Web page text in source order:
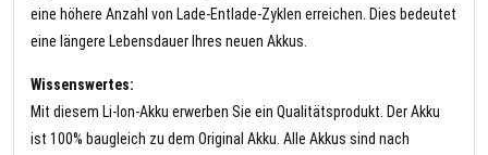
eine höhere Anzahl von Lade-Entlade-Zyklen erreichen. Dies bedeutet
eine längere Lebensdauer Ihres neuen Akkus.
Wissenswertes:
Mit diesem Li-Ion-Akku erwerben Sie ein Qualitätsprodukt. Der Akku
ist 100% baugleich zu dem Original Akku. Alle Akkus sind nach